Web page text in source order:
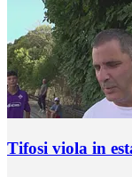
Tifosi viola in